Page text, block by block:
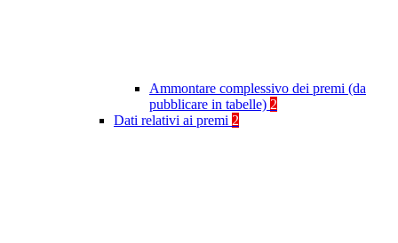
Ammontare complessivo dei premi (da
pubblicare in tabelle) 2
Dati relativi ai premi 2